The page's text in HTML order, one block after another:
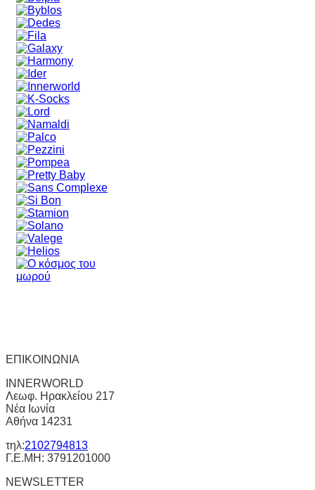
ΕΠΙΚΟΙΝΩΝΙΑ
INNERWORLD
Λεωφ. Ηρακλείου 217
Νέα Ιωνία
Αθήνα 14231
τηλ:2102794813
Γ.Ε.ΜΗ: 3791201000
NEWSLETTER